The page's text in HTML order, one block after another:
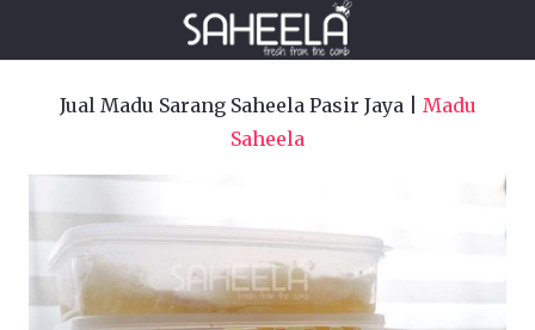
Jual Madu Sarang Saheela Pasir Jaya | Madu
Saheela